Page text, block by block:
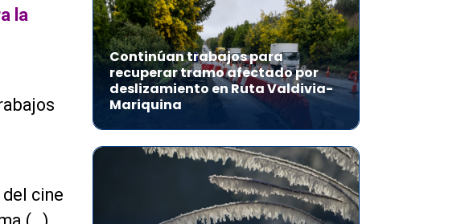
la
cine
Continúan trabajos para
recuperar tramo afectado por
deslizamiento en Ruta Valdivia-
Mariquina